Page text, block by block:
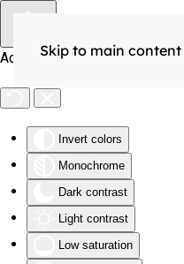
Accessibility Tools
Invert colors
Monochrome
Dark contrast
Light contrast
Low saturation
Skip to main content